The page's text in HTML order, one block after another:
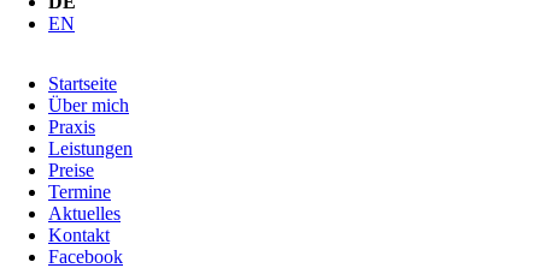
EN
überspringen
Startseite
Über mich
Praxis
Leistungen
Preise
Termine
Aktuelles
Kontakt
Facebook